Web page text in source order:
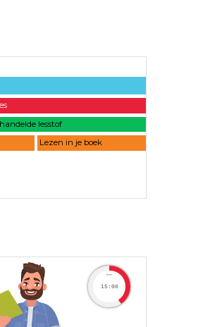
Lezen in je boek
lesstof
timer
15:00